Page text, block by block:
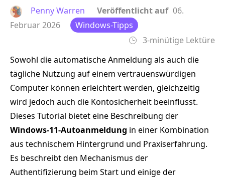
Penny Warren Veröffentlicht auf 06.
Februar 2026
Windows-Tipps
3-minütige Lektüre
Sowohl die automatische Anmeldung als auch die
tägliche Nutzung auf einem vertrauenswürdigen
Computer können erleichtert werden, gleichzeitig
wird jedoch auch die Kontosicherheit beeinflusst.
Dieses Tutorial bietet eine Beschreibung der
Windows-11-Autoanmeldung in einer Kombination
aus technischem Hintergrund und Praxiserfahrung.
Es beschreibt den Mechanismus der
Authentifizierung beim Start und einige der